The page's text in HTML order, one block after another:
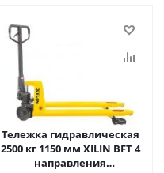
Тележка гидравлическая
2500 кг 1150 мм XILIN BFT 4
направления